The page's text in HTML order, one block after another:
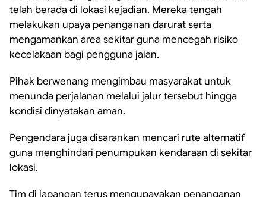
telah berada di lokasi kejadian. Mereka tengah
melakukan upaya penanganan darurat serta
mengamankan area sekitar guna mencegah risiko
kecelakaan bagi pengguna jalan.
Pihak berwenang mengimbau masyarakat untuk
menunda perjalanan melalui jalur tersebut hingga
kondisi dinyatakan aman.
Pengendara juga disarankan mencari rute alternatif
guna menghindari penumpukan kendaraan di sekitar
lokasi.
Tim di lapangan terus mengupayakan penanganan